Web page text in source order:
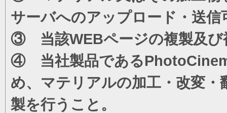
サーバへのアップロード・送信
③ 当該WEBページの複製及び
④ 当社製品である
め、マテリアルの加工・改変
製を行うこと。